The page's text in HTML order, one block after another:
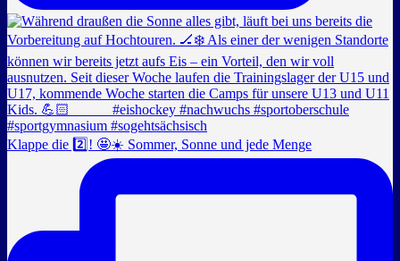
Klappe die 2️⃣! 🤩☀️ Sommer, Sonne und jede Menge